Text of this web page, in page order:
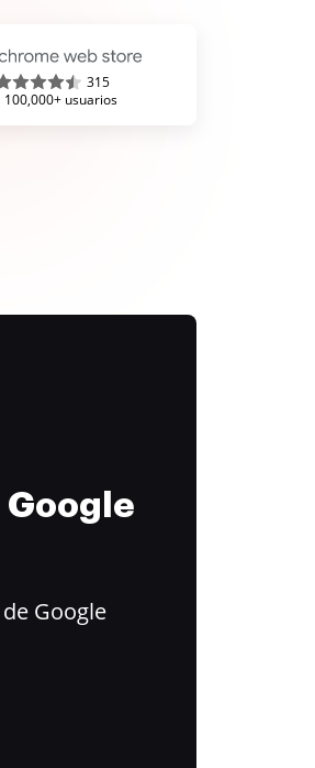
315
100,000+ usuarios
Google